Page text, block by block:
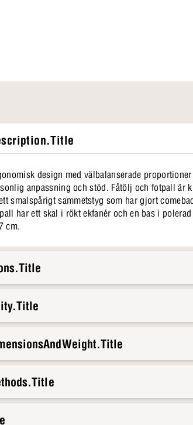
design med välbalanserade
anpassning och stöd. Fåtölj och fotpall är
smalspårigt sammetstyg som har gjort
har ett skal i rökt ekfanér och en bas i
cm.